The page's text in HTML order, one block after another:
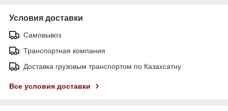
Условия доставки
Самовывоз
Транспортная компания
Доставка грузовым транспортом по Казахсатну
Все условия доставки